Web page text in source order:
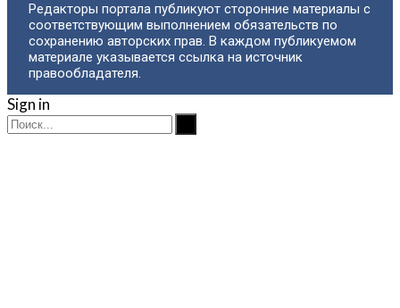
Редакторы портала публикуют сторонние материалы с
соответствующим выполнением обязательств по
сохранению авторских прав. В каждом публикуемом
материале указывается ссылка на источник
правообладателя.
Sign in